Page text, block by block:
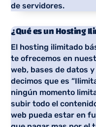
de servidores.
¿Qué es un Hosting
El hosting ilimitado
te ofrecemos en
web, bases de datos
decimos que es
ningún momento
subir todo el
web pueda estar en